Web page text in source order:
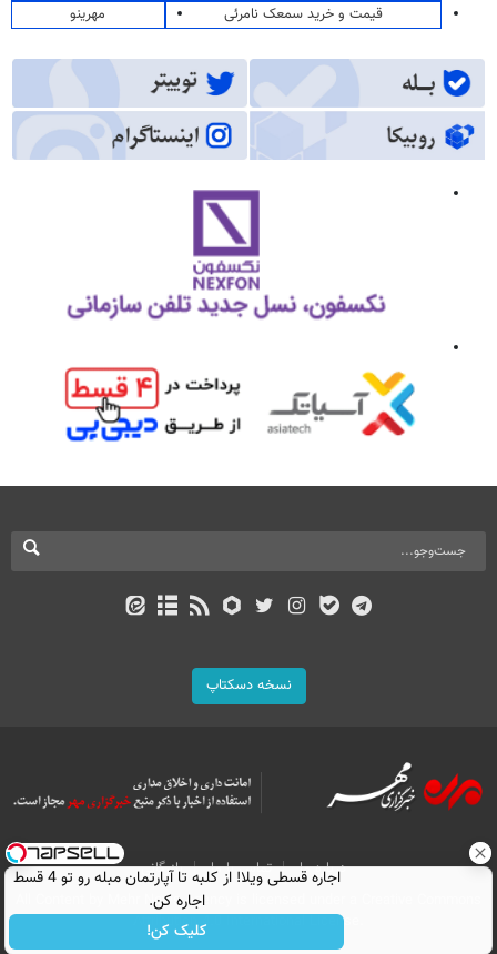
قیمت و خرید سمعک نامرئی
مهرینو
نسخه دسکتاپ
درباره ما تماس با ما
بازرگانی
All Content by Mehr News Agency is licensed under a Creative Commons
Attribution 4.0 International License.
اجاره‌ قسطی ویلا! از کلبه تا آپارتمان مبله رو تو 4 قسط
اجاره کن.
کلیک کن!